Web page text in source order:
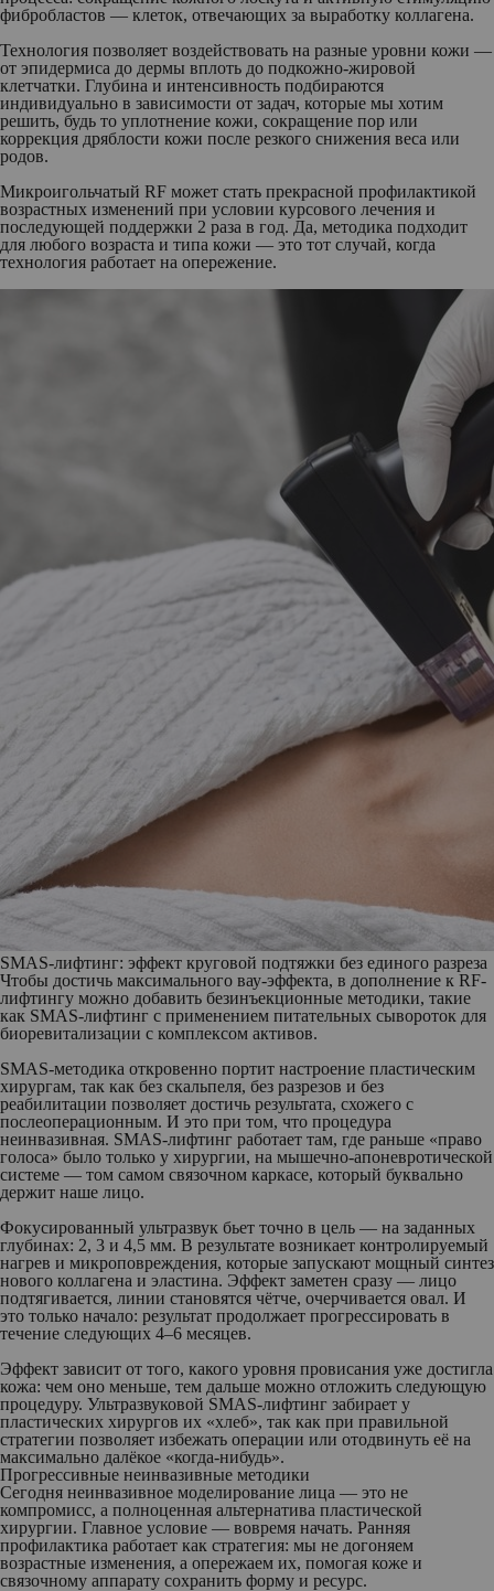
фибробластов — клеток, отвечающих за выработку коллагена.
Технология позволяет воздействовать на разные уровни кожи —
от эпидермиса до дермы вплоть до подкожно-жировой
клетчатки. Глубина и интенсивность подбираются
индивидуально в зависимости от задач, которые мы хотим
решить, будь то уплотнение кожи, сокращение пор или
коррекция дряблости кожи после резкого снижения веса или
родов.
Микроигольчатый RF может стать прекрасной профилактикой
возрастных изменений при условии курсового лечения и
последующей поддержки 2 раза в год. Да, методика подходит
для любого возраста и типа кожи — это тот случай, когда
технология работает на опережение.
SMAS-лифтинг: эффект круговой подтяжки без единого разреза
Чтобы достичь максимального вау-эффекта, в дополнение к RF-
лифтингу можно добавить безинъекционные методики, такие
как SMAS-лифтинг с применением питательных сывороток для
биоревитализации с комплексом активов.
SMAS-методика откровенно портит настроение пластическим
хирургам, так как без скальпеля, без разрезов и без
реабилитации позволяет достичь результата, схожего с
послеоперационным. И это при том, что процедура
неинвазивная. SMAS-лифтинг работает там, где раньше «право
голоса» было только у хирургии, на мышечно-апоневротической
системе — том самом связочном каркасе, который буквально
держит наше лицо.
Фокусированный ультразвук бьет точно в цель — на заданных
глубинах: 2, 3 и 4,5 мм. В результате возникает контролируемый
нагрев и микроповреждения, которые запускают мощный синтез
нового коллагена и эластина. Эффект заметен сразу — лицо
подтягивается, линии становятся чётче, очерчивается овал. И
это только начало: результат продолжает прогрессировать в
течение следующих 4–6 месяцев.
Эффект зависит от того, какого уровня провисания уже достигла
кожа: чем оно меньше, тем дальше можно отложить следующую
процедуру. Ультразвуковой SMAS-лифтинг забирает у
пластических хирургов их «хлеб», так как при правильной
стратегии позволяет избежать операции или отодвинуть её на
максимально далёкое «когда-нибудь».
Прогрессивные неинвазивные методики
Сегодня неинвазивное моделирование лица — это не
компромисс, а полноценная альтернатива пластической
хирургии. Главное условие — вовремя начать. Ранняя
профилактика работает как стратегия: мы не догоняем
возрастные изменения, а опережаем их, помогая коже и
связочному аппарату сохранить форму и ресурс.